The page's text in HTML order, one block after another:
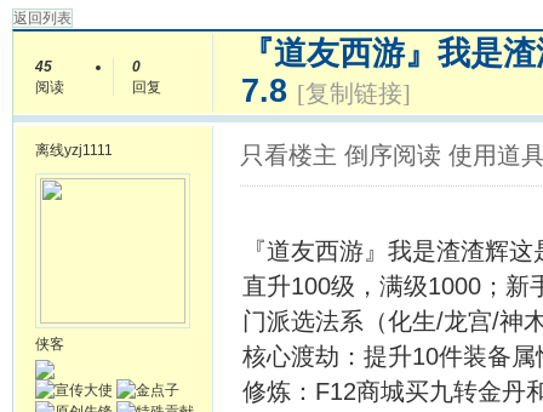
返回列表
45
阅读
0
回复
『道友西游』我是
7.8 [复制链接]
离线yzj1111
侠客
只看楼主 倒序阅读 使用道
『道友西游』我是渣渣辉
直升100级，满级1000；新
门派选法系（化生/龙宫/神
核心渡劫：提升10件装备
修炼：F12商城买九转金丹